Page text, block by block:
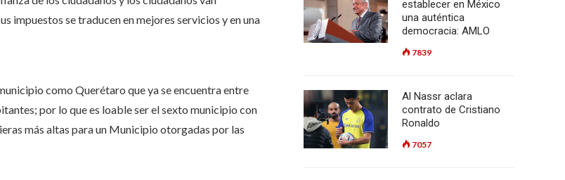
impuestos se traducen en mejores servicios y en una
como Querétaro que ya se encuentra entre
por lo que es loable ser el sexto municipio con
más altas para un Municipio otorgadas por las
establecer en México
una auténtica
democracia: AMLO
7839
Al Nassr aclara
contrato de Cristiano
Ronaldo
7057